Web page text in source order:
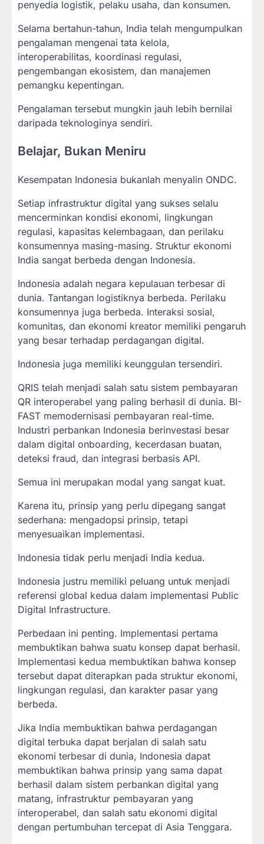
penyedia logistik, pelaku usaha, dan konsumen.
Selama bertahun-tahun, India telah mengumpulkan
pengalaman mengenai tata kelola,
interoperabilitas, koordinasi regulasi,
pengembangan ekosistem, dan manajemen
pemangku kepentingan.
Pengalaman tersebut mungkin jauh lebih bernilai
daripada teknologinya sendiri.
Belajar, Bukan Meniru
Kesempatan Indonesia bukanlah menyalin ONDC.
Setiap infrastruktur digital yang sukses selalu
mencerminkan kondisi ekonomi, lingkungan
regulasi, kapasitas kelembagaan, dan perilaku
konsumennya masing-masing. Struktur ekonomi
India sangat berbeda dengan Indonesia.
Indonesia adalah negara kepulauan terbesar di
dunia. Tantangan logistiknya berbeda. Perilaku
konsumennya juga berbeda. Interaksi sosial,
komunitas, dan ekonomi kreator memiliki pengaruh
yang besar terhadap perdagangan digital.
Indonesia juga memiliki keunggulan tersendiri.
QRIS telah menjadi salah satu sistem pembayaran
QR interoperabel yang paling berhasil di dunia. BI-
FAST memodernisasi pembayaran real-time.
Industri perbankan Indonesia berinvestasi besar
dalam digital onboarding, kecerdasan buatan,
deteksi fraud, dan integrasi berbasis API.
Semua ini merupakan modal yang sangat kuat.
Karena itu, prinsip yang perlu dipegang sangat
sederhana: mengadopsi prinsip, tetapi
menyesuaikan implementasi.
Indonesia tidak perlu menjadi India kedua.
Indonesia justru memiliki peluang untuk menjadi
referensi global kedua dalam implementasi Public
Digital Infrastructure.
Perbedaan ini penting. Implementasi pertama
membuktikan bahwa suatu konsep dapat berhasil.
Implementasi kedua membuktikan bahwa konsep
tersebut dapat diterapkan pada struktur ekonomi,
lingkungan regulasi, dan karakter pasar yang
berbeda.
Jika India membuktikan bahwa perdagangan
digital terbuka dapat berjalan di salah satu
ekonomi terbesar di dunia, Indonesia dapat
membuktikan bahwa prinsip yang sama dapat
berhasil dalam sistem perbankan digital yang
matang, infrastruktur pembayaran yang
interoperabel, dan salah satu ekonomi digital
dengan pertumbuhan tercepat di Asia Tenggara.